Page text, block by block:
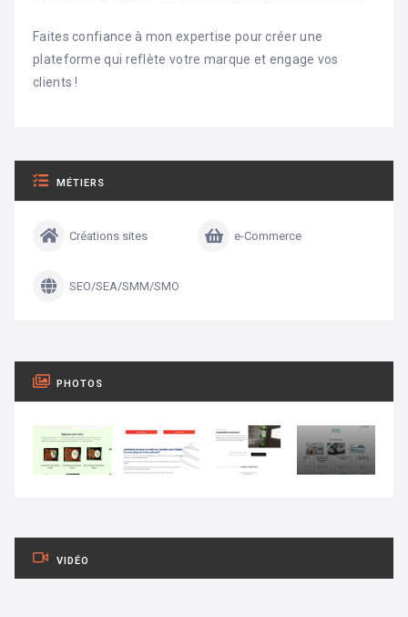
Faites confiance à mon expertise pour créer une
plateforme qui reflète votre marque et engage vos
clients !
MÉTIERS
Créations sites e-Commerce
SEO/SEA/SMM/SMO
PHOTOS
VIDÉO